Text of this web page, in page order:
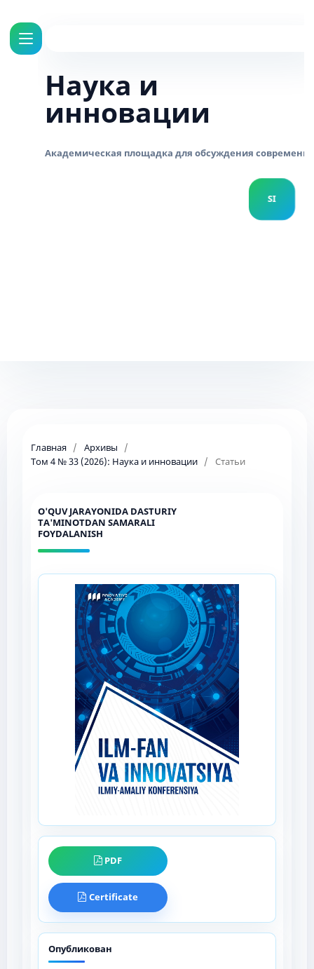
Наука и
инновации
Главная / Архивы
/
Том 4 № 33 (2026): Наука и инновации / Статьи
O'QUV JARAYONIDA DASTURIY
TA'MINOTDAN SAMARALI
FOYDALANISH
PDF
Certificate
Опубликован